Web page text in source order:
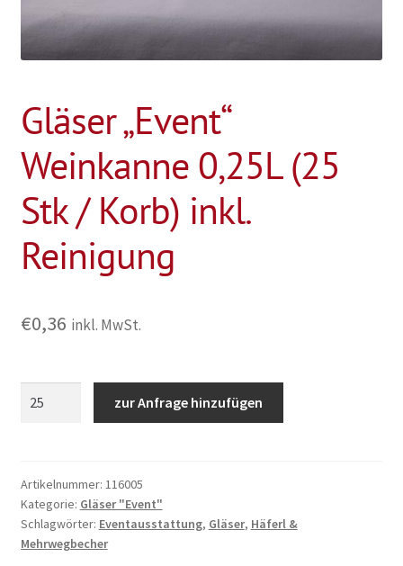
Gläser „Event“
Weinkanne 0,25L (25
Stk / Korb) inkl.
Reinigung
€0,36 inkl. MwSt.
(25
Stk
/
Korb)
zur Anfrage hinzufügen
Artikelnummer: 116005
Kategorie: Gläser "Event"
Schlagwörter: Eventausstattung, Gläser, Häferl &
Mehrwegbecher